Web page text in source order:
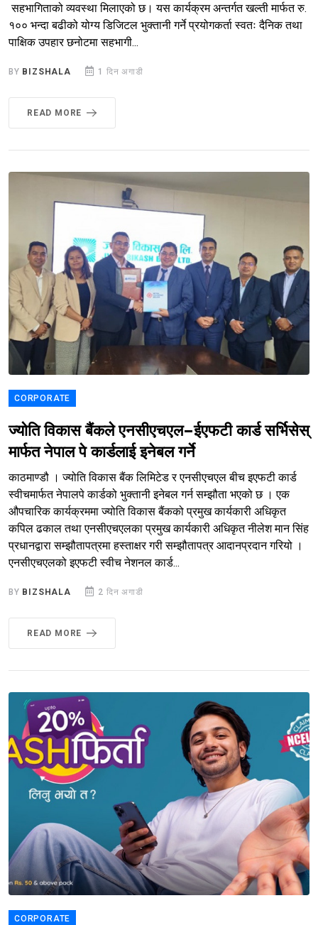
सहभागिताको व्यवस्था मिलाएको छ। यस कार्यक्रम अन्तर्गत खल्ती मार्फत रु.
१०० भन्दा बढीको योग्य डिजिटल भुक्तानी गर्ने प्रयोगकर्ता स्वतः दैनिक तथा
पाक्षिक उपहार छनोटमा सहभागी...
BY BIZSHALA 1 दिन अगाडी
READ MORE
CORPORATE
ज्योति विकास बैंकले एनसीएचएल–ईएफटी कार्ड सर्भिसेस्
मार्फत नेपाल पे कार्डलाई इनेबल गर्ने
काठमाण्डौ । ज्योति विकास बैंक लिमिटेड र एनसीएचएल बीच इएफटी कार्ड
स्वीचमार्फत नेपालपे कार्डको भुक्तानी इनेबल गर्न सम्झौता भएको छ । एक
औपचारिक कार्यक्रममा ज्योति विकास बैंकको प्रमुख कार्यकारी अधिकृत
कपिल ढकाल तथा एनसीएचएलका प्रमुख कार्यकारी अधिकृत नीलेश मान सिंह
प्रधानद्वारा सम्झौतापत्रमा हस्ताक्षर गरी सम्झौतापत्र आदानप्रदान गरियो ।
एनसीएचएलको इएफटी स्वीच नेशनल कार्ड...
BY BIZSHALA 2 दिन अगाडी
READ MORE
CORPORATE